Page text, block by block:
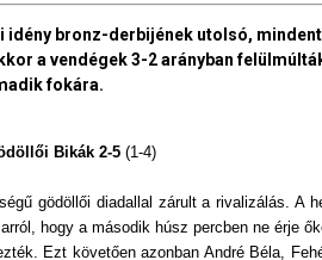
idény bronz-derbijének utolsó,
a vendégek 3-2 arányban
fokára.
Bikák 2-5 (1-4)
gödöllői diadallal zárult a rivalizálás. A
hogy a második húsz percben ne érje
Ezt követően azonban André Béla,